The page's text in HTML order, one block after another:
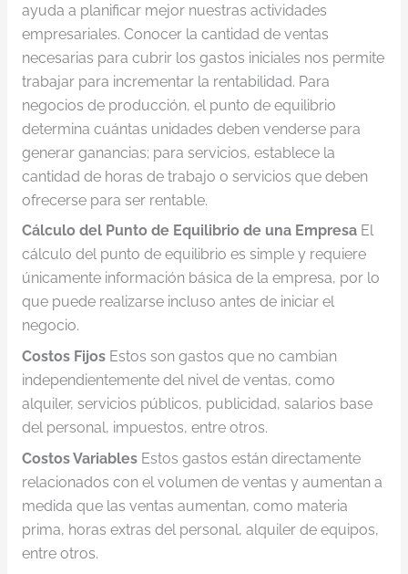
ayuda a planificar mejor nuestras actividades
empresariales. Conocer la cantidad de ventas
necesarias para cubrir los gastos iniciales nos permite
trabajar para incrementar la rentabilidad. Para
negocios de producción, el punto de equilibrio
determina cuántas unidades deben venderse para
generar ganancias; para servicios, establece la
cantidad de horas de trabajo o servicios que deben
ofrecerse para ser rentable.
Cálculo del Punto de Equilibrio de una EmpresaEl
cálculo del punto de equilibrio es simple y requiere
únicamente información básica de la empresa, por lo
que puede realizarse incluso antes de iniciar el
negocio.
Costos FijosEstos son gastos que no cambian
independientemente del nivel de ventas, como
alquiler, servicios públicos, publicidad, salarios base
del personal, impuestos, entre otros.
Costos VariablesEstos gastos están directamente
relacionados con el volumen de ventas y aumentan a
medida que las ventas aumentan, como materia
prima, horas extras del personal, alquiler de equipos,
entre otros.